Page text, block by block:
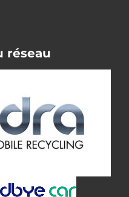
réseau